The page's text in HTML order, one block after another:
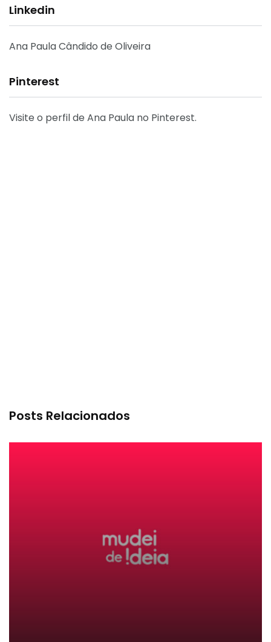
Linkedin
Ana Paula Cândido de Oliveira
Pinterest
Visite o perfil de Ana Paula no Pinterest.
Posts Relacionados